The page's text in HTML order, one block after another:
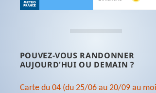
POUVEZ-VOUS RANDONNER
AUJOURD'HUI OU DEMAIN ?
Carte du 04 (du 25/06 au 20/09 au